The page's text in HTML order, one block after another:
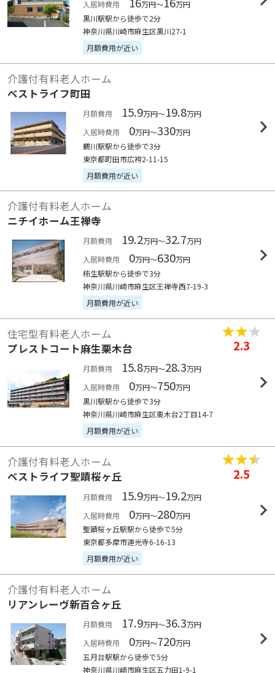
入居時費用
万円～
万円
黒川駅駅から徒歩で2分
神奈川県川崎市麻生区黒川27-1
月額費用が近い
介護付有料老人ホーム
ベストライフ町田
月額費用 15.9万円～19.8万円
入居時費用
0万円～330万円
鶴川駅駅から徒歩で3分
東京都町田市広袴2-11-15
月額費用が近い
介護付有料老人ホーム
ニチイホーム王禅寺
月額費用 19.2万円～32.7万円
入居時費用
0万円～630万円
柿生駅駅から徒歩で3分
神奈川県川崎市麻生区王禅寺西7-19-3
月額費用が近い
住宅型有料老人ホーム
プレストコート麻生栗木台
2.3
月額費用 15.8万円～28.3万円
入居時費用
0万円～750万円
黒川駅駅から徒歩で3分
神奈川県川崎市麻生区栗木台2丁目14-7
月額費用が近い
介護付有料老人ホーム
ベストライフ聖蹟桜ヶ丘
2.5
月額費用 15.9万円～19.2万円
入居時費用
0万円～280万円
聖蹟桜ヶ丘駅駅から徒歩で5分
東京都多摩市連光寺6-16-13
月額費用が近い
介護付有料老人ホーム
リアンレーヴ新百合ヶ丘
月額費用 17.9万円～36.3万円
入居時費用
0万円～720万円
五月台駅駅から徒歩で5分
神奈川県川崎市麻生区五力田1-9-1